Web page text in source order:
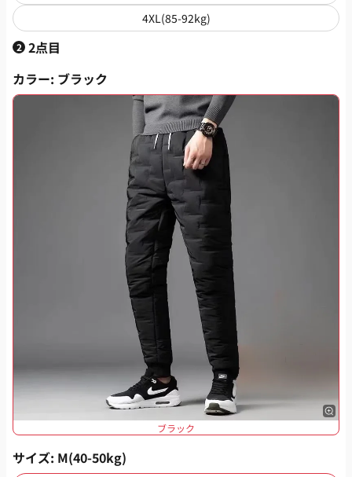
4XL(85-92kg)
2 2点目
カラー: ブラック
ブラック
サイズ: M(40-50kg)